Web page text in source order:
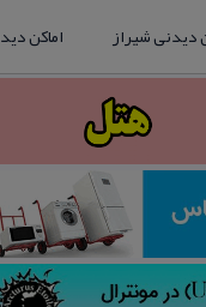
دیدنی شیراز اماکن